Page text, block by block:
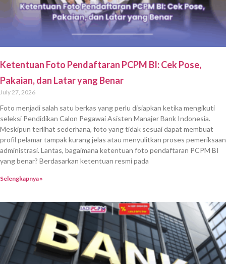
Ketentuan Foto Pendaftaran PCPM BI: Cek Pose,
Pakaian, dan Latar yang Benar
July 27, 2026
Foto menjadi salah satu berkas yang perlu disiapkan ketika mengikuti
seleksi Pendidikan Calon Pegawai Asisten Manajer Bank Indonesia.
Meskipun terlihat sederhana, foto yang tidak sesuai dapat membuat
profil pelamar tampak kurang jelas atau menyulitkan proses pemeriksaan
administrasi. Lantas, bagaimana ketentuan foto pendaftaran PCPM BI
yang benar? Berdasarkan ketentuan resmi pada
Selengkapnya »